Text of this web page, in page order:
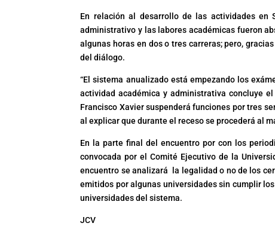
En relación al desarrollo de las actividades en
administrativo y las labores académicas fueron
algunas horas en dos o tres carreras; pero,
del diálogo.
“El sistema anualizado está empezando los
actividad académica y administrativa concluye
Francisco Xavier suspenderá funciones por tres
al explicar que durante el receso se procederá al
En la parte final del encuentro por con los
convocada por el Comité Ejecutivo de la
encuentro se analizará la legalidad o no de los
emitidos por algunas universidades sin cumplir
universidades del sistema.
JCV